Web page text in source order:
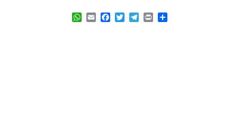
WhatsApp
EmailFacebook
TwitterTelegram
Print